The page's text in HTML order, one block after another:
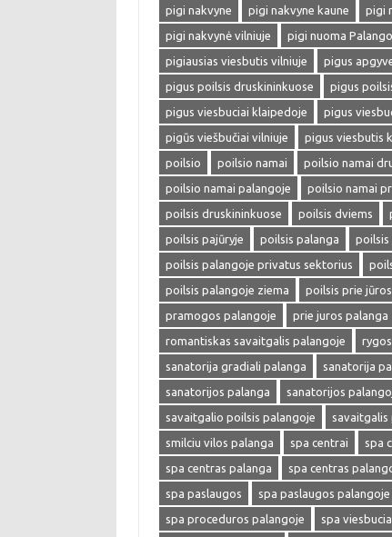
pigi nakvyne
pigi nakvyne kaune pigi
pigi nakvynė vilniuje
pigi nuoma
pigiausias viesbutis vilniuje
pigus
pigus poilsis druskininkuose
pigus
pigus viesbuciai klaipedoje
pigus
pigūs viešbučiai vilniuje
pigus viesbutis
poilsio
poilsio namai poilsio namai
poilsio namai palangoje
poilsio namai
poilsis druskininkuose
poilsis dviems
poilsis pajūryje
poilsis palanga poilsis
poilsis palangoje privatus sektorius
poilsis palangoje ziema
poilsis prie jūros
pramogos palangoje
prie juros palanga
romantiskas savaitgalis palangoje
sanatorija gradiali palanga
sanatorija
sanatorijos palanga
sanatorijos
savaitgalio poilsis palangoje
savaitgalis
smilciu vilos palanga
spa centrai spa
spa centras palanga
spa centras
spa paslaugos
spa paslaugos palangoje
spa proceduros palangoje
spa